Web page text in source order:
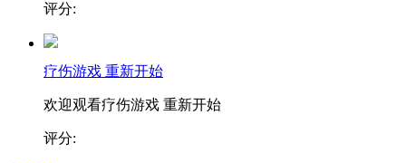
评分:
疗伤游戏 重新开始
欢迎观看疗伤游戏 重新开始
评分: